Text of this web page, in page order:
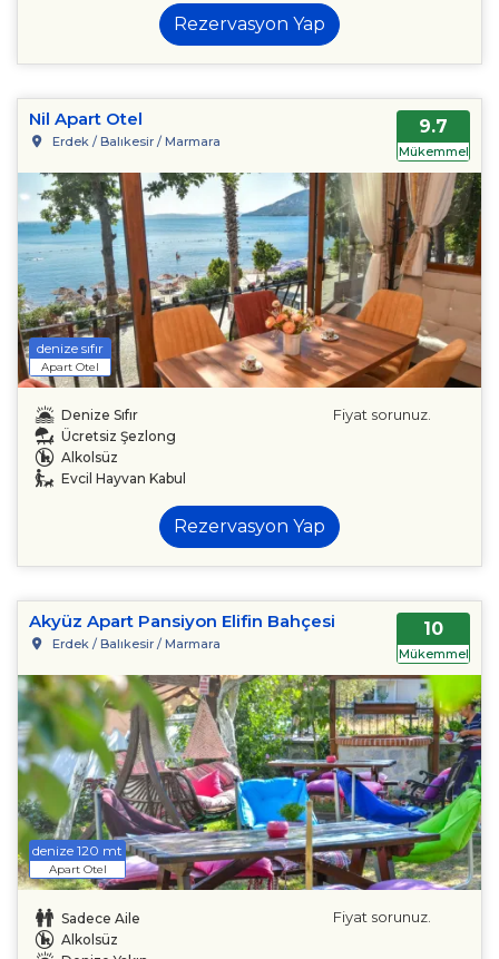
Rezervasyon Yap
Nil Apart Otel
Erdek / Balıkesir / Marmara
9.7
Mükemmel
denize sıfır
Apart Otel
Denize Sıfır
Ücretsiz Şezlong
Alkolsüz
Evcil Hayvan Kabul
Fiyat sorunuz.
Rezervasyon Yap
Akyüz Apart Pansiyon Elifin Bahçesi
Erdek / Balıkesir / Marmara
10
Mükemmel
denize 120 mt
Apart Otel
Sadece Aile
Alkolsüz
Fiyat sorunuz.